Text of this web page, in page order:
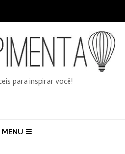
para inspirar você!
MENU